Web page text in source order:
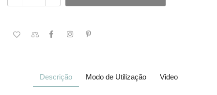
Descrição Modo de Utilização Video